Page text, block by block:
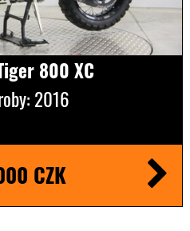
800 XC
2016
CZK